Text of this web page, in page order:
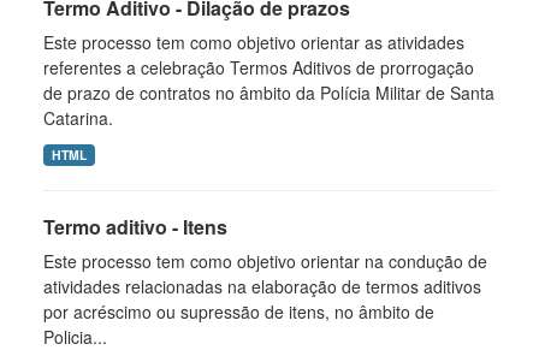
Termo Aditivo - Dilação de prazos
Este processo tem como objetivo orientar as atividades
referentes a celebração Termos Aditivos de prorrogação
de prazo de contratos no âmbito da Polícia Militar de Santa
Catarina.
HTML
Termo aditivo - Itens
Este processo tem como objetivo orientar na condução de
atividades relacionadas na elaboração de termos aditivos
por acréscimo ou supressão de itens, no âmbito de
Policia...